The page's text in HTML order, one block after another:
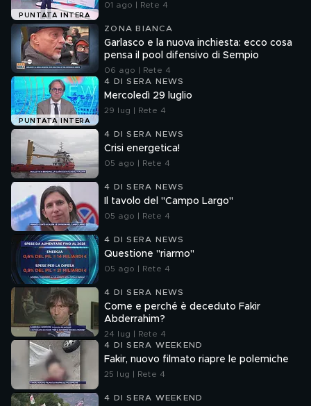
PUNTATA INTERA
01 ago | Rete 4
ZONA BIANCA
Garlasco e la nuova inchiesta: ecco cosa
pensa il pool difensivo di Sempio
06 ago | Rete 4
PUNTATA INTERA
4 DI SERA NEWS
Mercoledì 29 luglio
29 lug | Rete 4
4 DI SERA NEWS
Crisi energetica!
05 ago | Rete 4
4 DI SERA NEWS
Il tavolo del "Campo Largo"
05 ago | Rete 4
4 DI SERA NEWS
Questione "riarmo"
05 ago | Rete 4
4 DI SERA NEWS
Come e perché è deceduto Fakir
Abderrahim?
24 lug | Rete 4
4 DI SERA WEEKEND
Fakir, nuovo filmato riapre le polemiche
25 lug | Rete 4
4 DI SERA WEEKEND